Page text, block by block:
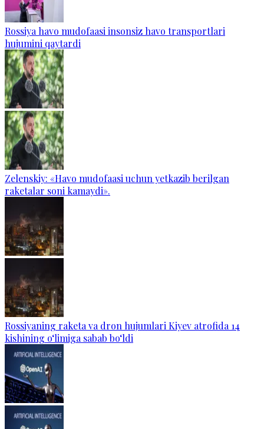
Rossiya havo mudofaasi insonsiz havo transportlari
hujumini qaytardi
Zelenskiy: «Havo mudofaasi uchun yetkazib berilgan
raketalar soni kamaydi».
Rossiyaning raketa va dron hujumlari Kiyev atrofida 14
kishining o‘limiga sabab bo‘ldi